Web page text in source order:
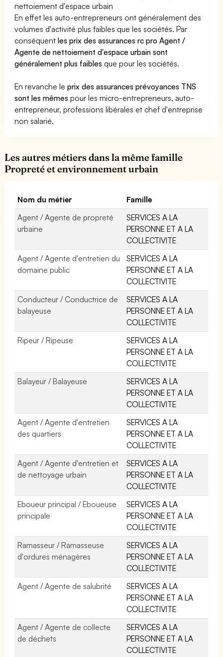
nettoiement d'espace urbain
En effet les auto-entrepreneurs ont généralement des
volumes d'activité plus faibles que les sociétés. Par
conséquentles prix des assurances rc pro Agent /
Agente de nettoiement d'espace urbain sont
généralement plus faibles que pour les sociétés.
En revanche leprix des assurances prévoyances TNS
sont les mêmes pour les micro-entrepreneurs, auto-
entrepreneur, professions libérales et chef d'entreprise
non salarié.
Les autres métiers dans la même famille
Propreté et environnement urbain
Nom du métier
Famille
Agent / Agente de propreté
urbaine
SERVICES A LA
PERSONNE ET A LA
COLLECTIVITE
Agent / Agente d'entretien du
domaine public
SERVICES A LA
PERSONNE ET A LA
COLLECTIVITE
Conducteur / Conductrice de
balayeuse
SERVICES A LA
PERSONNE ET A LA
COLLECTIVITE
Ripeur / Ripeuse
SERVICES A LA
PERSONNE ET A LA
COLLECTIVITE
Balayeur / Balayeuse
SERVICES A LA
PERSONNE ET A LA
COLLECTIVITE
Agent / Agente d'entretien
des quartiers
SERVICES A LA
PERSONNE ET A LA
COLLECTIVITE
Agent / Agente d'entretien et
de nettoyage urbain
SERVICES A LA
PERSONNE ET A LA
COLLECTIVITE
Eboueur principal / Eboueuse
principale
SERVICES A LA
PERSONNE ET A LA
COLLECTIVITE
Ramasseur / Ramasseuse
d'ordures ménagères
SERVICES A LA
PERSONNE ET A LA
COLLECTIVITE
Agent / Agente de salubrité
SERVICES A LA
PERSONNE ET A LA
COLLECTIVITE
Agent / Agente de collecte
de déchets
SERVICES A LA
PERSONNE ET A LA
COLLECTIVITE